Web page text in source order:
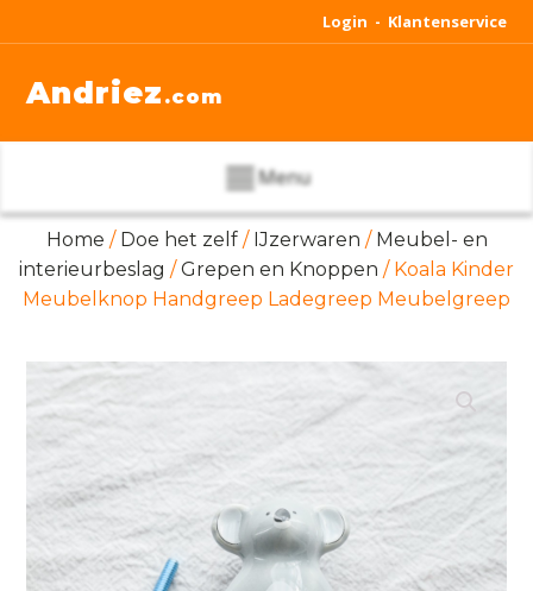
Login - Klantenservice
Andriez .com
Menu
Home / Doe het zelf/ IJzerwaren / Meubel- en
interieurbeslag /Grepen en Knoppen / Koala Kinder
Meubelknop Handgreep Ladegreep Meubelgreep